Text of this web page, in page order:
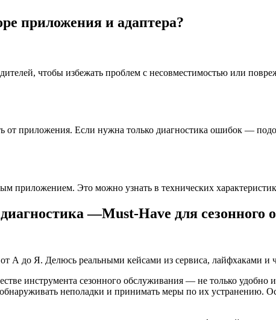
приложения и адаптера?
чтобы избежать проблем с несовместимостью или
приложения. Если нужна только диагностика ошибок —
приложением. Это можно узнать в технических
—Must-Have для сезонного
А до Я. Делюсь реальными кейсами из сервиса, лайфхаками и
инструмента сезонного обслуживания — не только
неполадки и принимать меры по их устранению.